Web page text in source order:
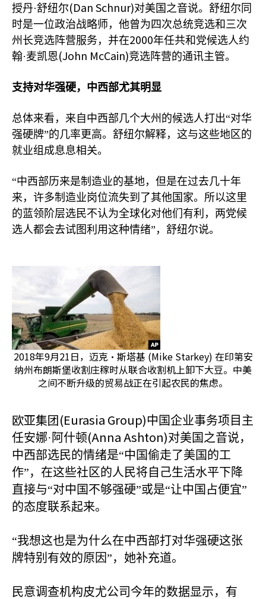
授丹·舒纽尔(Dan Schnur)对美国之音说。舒纽尔同
时是一位政治战略师，他曾为四次总统竞选和三次
州长竞选阵营服务，并在2000年任共和党候选人约
翰·麦凯恩(John McCain)竞选阵营的通讯主管。
支持对华强硬，中西部尤其明显
总体来看，来自中西部几个大州的候选人打出“对华
强硬牌”的几率更高。舒纽尔解释，这与这些地区的
就业组成息息相关。
“中西部历来是制造业的基地，但是在过去几十年
来，许多制造业岗位流失到了其他国家。所以这里
的蓝领阶层选民不认为全球化对他们有利，两党候
选人都会去试图利用这种情绪”，舒纽尔说。
2018年9月21日，迈克·斯塔基 (Mike Starkey) 在印第安
纳州布朗斯堡收割庄稼时从联合收割机上卸下大豆。中美
之间不断升级的贸易战正在引起农民的焦虑。
欧亚集团(Eurasia Group)中国企业事务项目主
任安娜·阿什顿(Anna Ashton)对美国之音说，
中西部选民的情绪是“中国偷走了美国的工
作”，在这些社区的人民将自己生活水平下降
直接与“对中国不够强硬”或是“让中国占便宜”
的态度联系起来。
“我想这也是为什么在中西部打对华强硬这张
牌特别有效的原因”，她补充道。
民意调查机构皮尤公司今年的数据显示，有